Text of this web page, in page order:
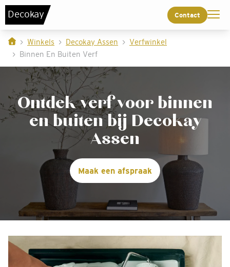
Decokay Contact
Winkels Decokay Assen
Verfwinkel
Binnen En Buiten Verf
Ontdek verf voor binnen
en buiten bij Decokay
Assen
Maak een afspraak